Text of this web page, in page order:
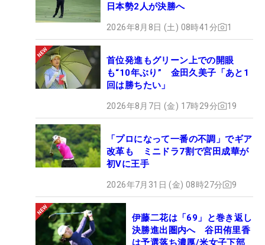
日本勢2人が決勝へ
2026年8月8日 (土) 08時41分 1
首位発進もグリーン上での開眼
も“10年ぶり” 金田久美子「あと1
回は勝ちたい」
2026年8月7日 (金) 17時29分 19
「プロになって一番の不調」でギア
改革も ミニドラ7割で宮田成華が
初Vに王手
2026年7月31日 (金) 08時27分 9
伊藤二花は「69」と巻き返し
決勝進出圏内へ 谷田侑里香
は予選落ち濃厚/米女子下部